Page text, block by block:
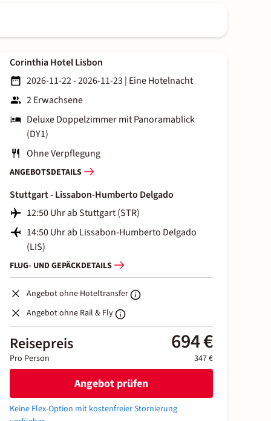
Corinthia Hotel Lisbon
2026-11-22 - 2026-11-23 | Eine Hotelnacht
2 Erwachsene
Deluxe Doppelzimmer mit Panoramablick
(DY1)
Ohne Verpflegung
ANGEBOTSDETAILS
Stuttgart - Lissabon-Humberto Delgado
12:50 Uhr ab Stuttgart (STR)
14:50 Uhr ab Lissabon-Humberto Delgado
(LIS)
FLUG- UND GEPÄCKDETAILS
Angebot ohne Hoteltransfer
Angebot ohne Rail & Fly
Reisepreis 694 €
Pro Person 347 €
Angebot prüfen
Keine Flex-Option mit kostenfreier Stornierung